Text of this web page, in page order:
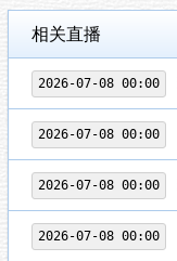
相关直播
2026-07-08 00:00
2026-07-08 00:00
2026-07-08 00:00
2026-07-08 00:00